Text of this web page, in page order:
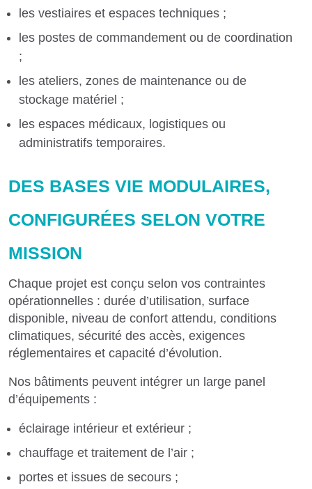
les vestiaires et espaces techniques ;
les postes de commandement ou de coordination
;
les ateliers, zones de maintenance ou de
stockage matériel ;
les espaces médicaux, logistiques ou
administratifs temporaires.
DES BASES VIE MODULAIRES,
CONFIGURÉES SELON VOTRE
MISSION
Chaque projet est conçu selon vos contraintes
opérationnelles : durée d’utilisation, surface
disponible, niveau de confort attendu, conditions
climatiques, sécurité des accès, exigences
réglementaires et capacité d’évolution.
Nos bâtiments peuvent intégrer un large panel
d’équipements :
éclairage intérieur et extérieur ;
chauffage et traitement de l’air ;
portes et issues de secours ;